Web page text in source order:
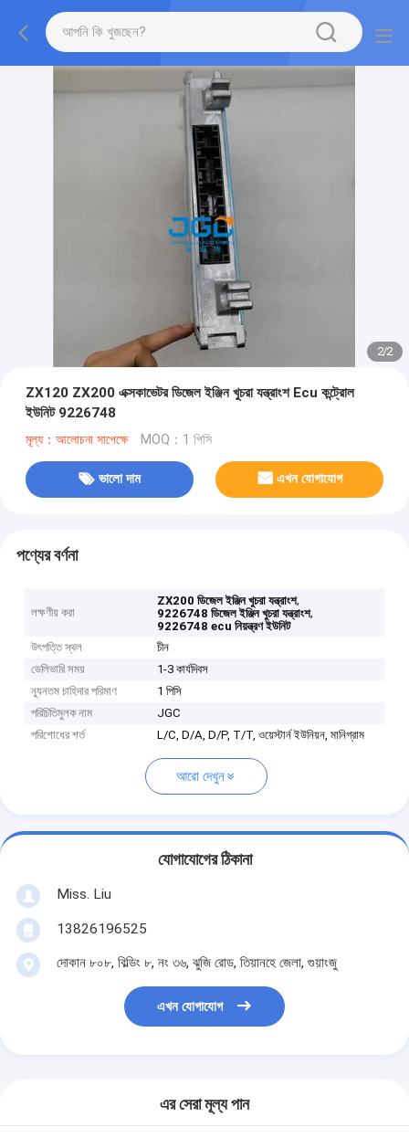
2/2
ZX120 ZX200 এক্সকাভেটর ডিজেল ইঞ্জিন খুচরা যন্ত্রাংশ Ecu কন্ট্রোল
ইউনিট 9226748
মূল্য：আলোচনা সাপেক্ষে MOQ：1 পিসি
ভালো দাম এখন যোগাযোগ
পণ্যের বর্ণনা
লক্ষণীয় করা
ZX200 ডিজেল ইঞ্জিন খুচরা যন্ত্রাংশ,
9226748 ডিজেল ইঞ্জিন খুচরা যন্ত্রাংশ,
9226748 ecu নিয়ন্ত্রণ ইউনিট
উৎপত্তি স্থল
চীন
ডেলিভারি সময়
1-3 কার্যদিবস
ন্যূনতম চাহিদার পরিমাণ
1 পিসি
পরিচিতিমুলক নাম
JGC
পরিশোধের শর্ত
L/C, D/A, D/P, T/T, ওয়েস্টার্ন ইউনিয়ন, মানিগ্রাম
আরো দেখুন
যোগাযোগের ঠিকানা
Miss. Liu
13826196525
দোকান ৮০৮, বিল্ডিং ৮, নং ৩৬, ঝুজি রোড, তিয়ানহে জেলা, গুয়াংজু
এখন যোগাযোগ
এর সেরা মূল্য পান